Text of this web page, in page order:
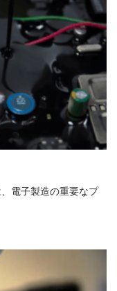
電子製造の重要なプ